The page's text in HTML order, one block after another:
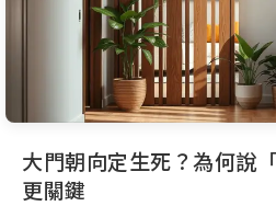
大門朝向定生死？為何說
更關鍵